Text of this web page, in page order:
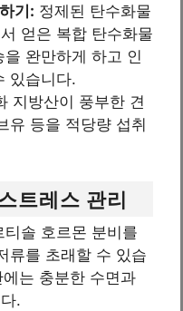
기: 정제된 탄수화물
얻은 복합 탄수화물
완만하게 하고 인
있습니다.
지방산이 풍부한 견
유 등을 적당량 섭취
트레스 관리
솔 호르몬 분비를
류를 초래할 수 있습
는 충분한 수면과
.